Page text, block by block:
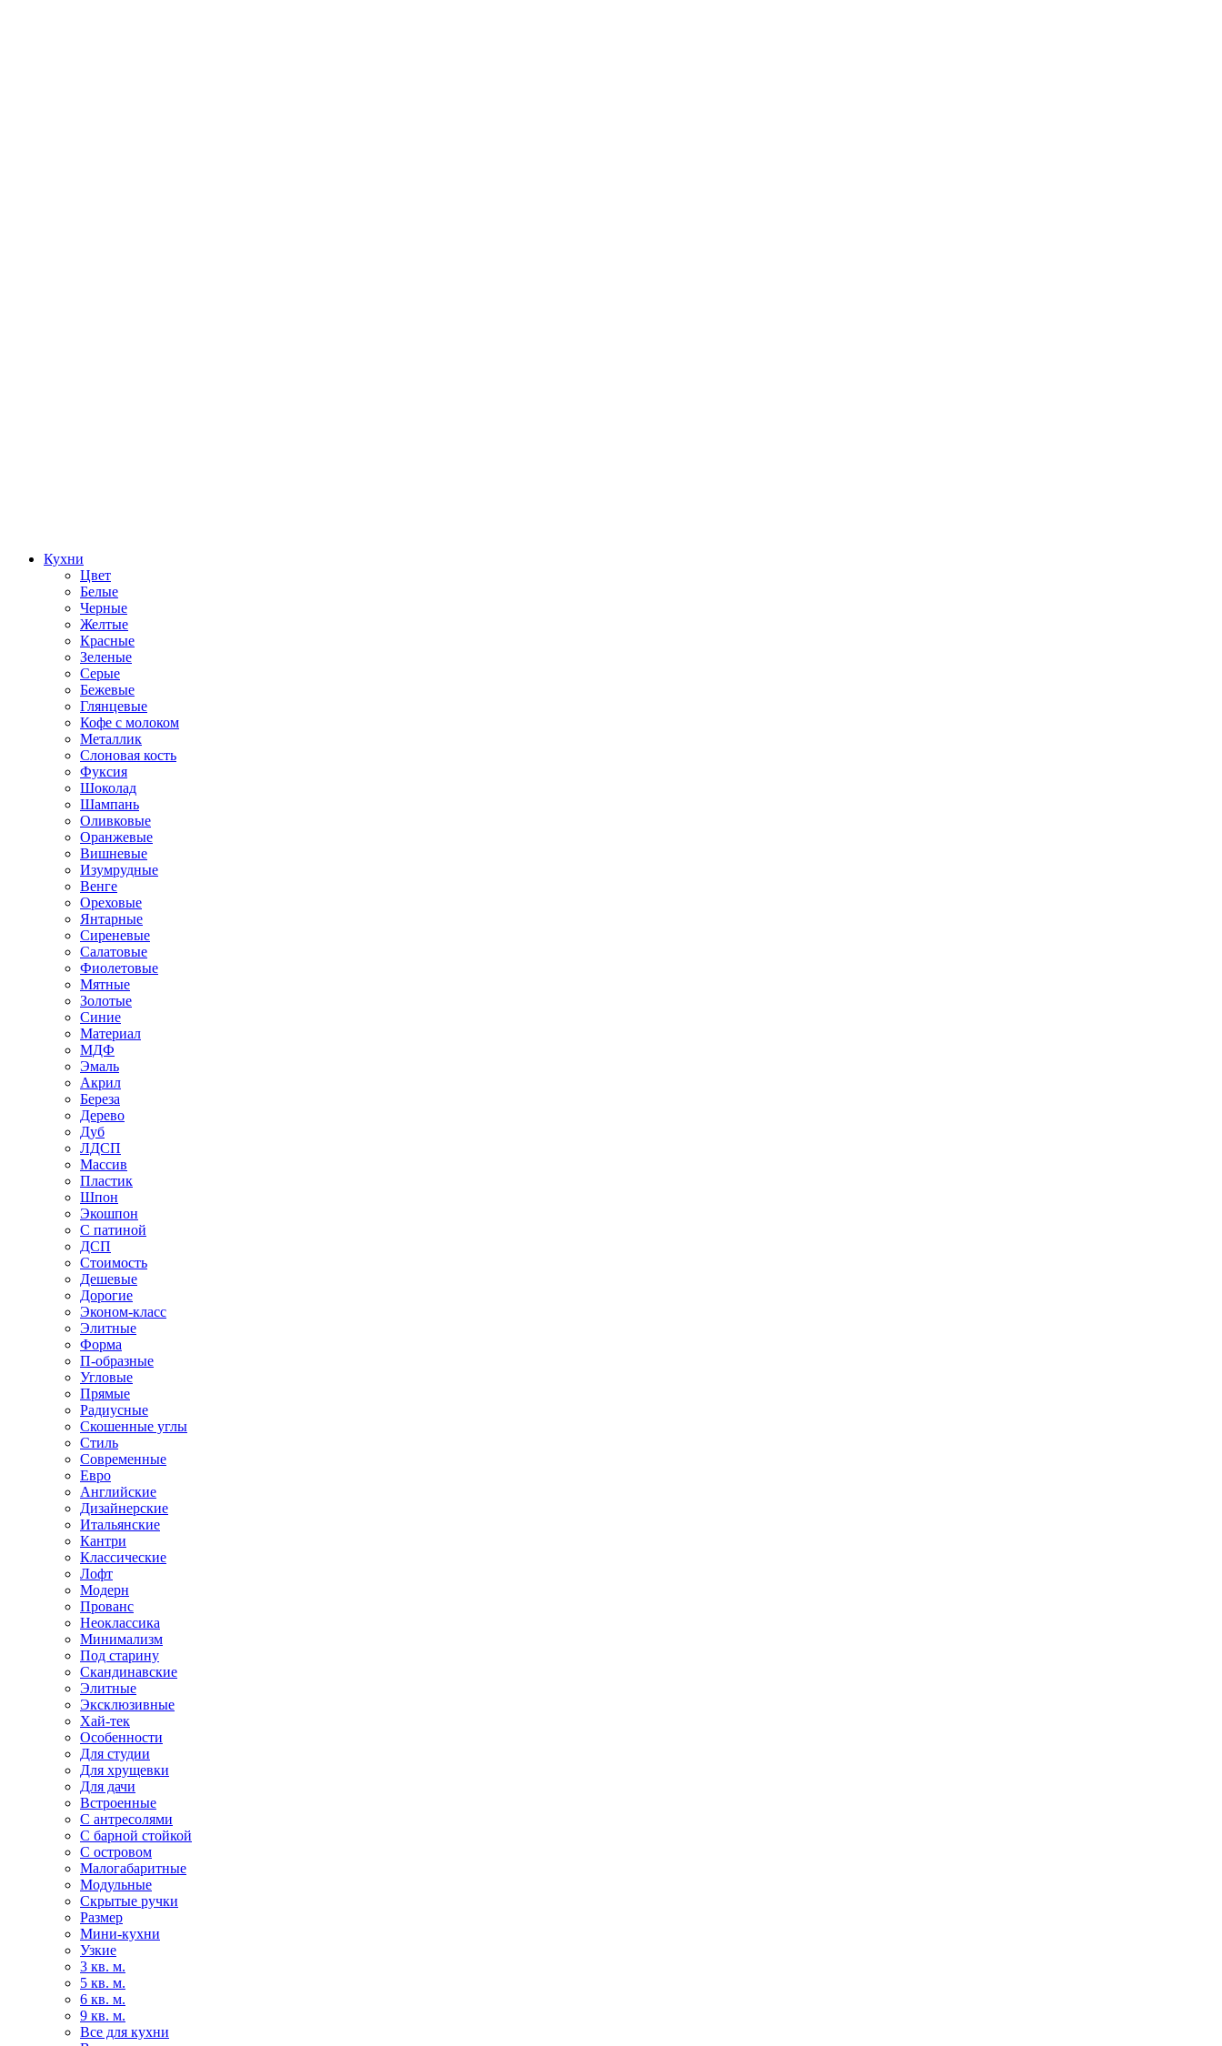
Кухни
Цвет
Белые
Черные
Желтые
Красные
Зеленые
Серые
Бежевые
Глянцевые
Кофе с молоком
Металлик
Слоновая кость
Фуксия
Шоколад
Шампань
Оливковые
Оранжевые
Вишневые
Изумрудные
Венге
Ореховые
Янтарные
Сиреневые
Салатовые
Фиолетовые
Мятные
Золотые
Синие
Материал
МДФ
Эмаль
Акрил
Береза
Дерево
Дуб
ЛДСП
Массив
Пластик
Шпон
Экошпон
С патиной
ДСП
Стоимость
Дешевые
Дорогие
Эконом-класс
Элитные
Форма
П-образные
Угловые
Прямые
Радиусные
Скошенные углы
Стиль
Современные
Евро
Английские
Дизайнерские
Итальянские
Кантри
Классические
Лофт
Модерн
Прованс
Неоклассика
Минимализм
Под старину
Скандинавские
Элитные
Эксклюзивные
Хай-тек
Особенности
Для студии
Для хрущевки
Для дачи
Встроенные
С антресолями
С барной стойкой
С островом
Малогабаритные
Модульные
Скрытые ручки
Размер
Мини-кухни
Узкие
3 кв. м.
5 кв. м.
6 кв. м.
9 кв. м.
Все для кухни